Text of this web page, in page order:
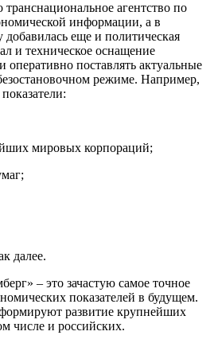
агентство по
информации, а в
добавилась еще и политическая
и техническое оснащение
оперативно поставлять актуальные
режиме. Например,
мировых корпораций;
далее.
– это зачастую самое точное
показателей в будущем.
развитие крупнейших
числе и российских.